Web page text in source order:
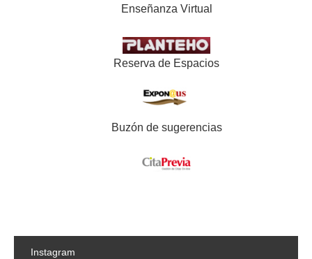
Enseñanza Virtual
Reserva de Espacios
Buzón de sugerencias
Instagram